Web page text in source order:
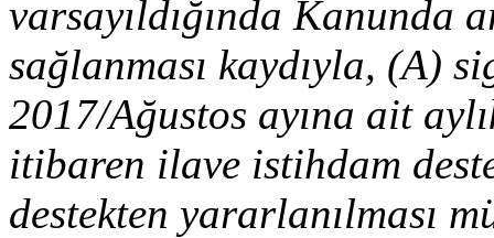
varsayıldığında Kanunda
sağlanması kaydıyla, (A)
2017/Ağustos ayına ait
itibaren ilave istihdam
destekten yararlanılması